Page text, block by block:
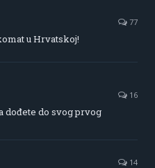
77
u Hrvatskoj!
16
dođete do svog prvog
14